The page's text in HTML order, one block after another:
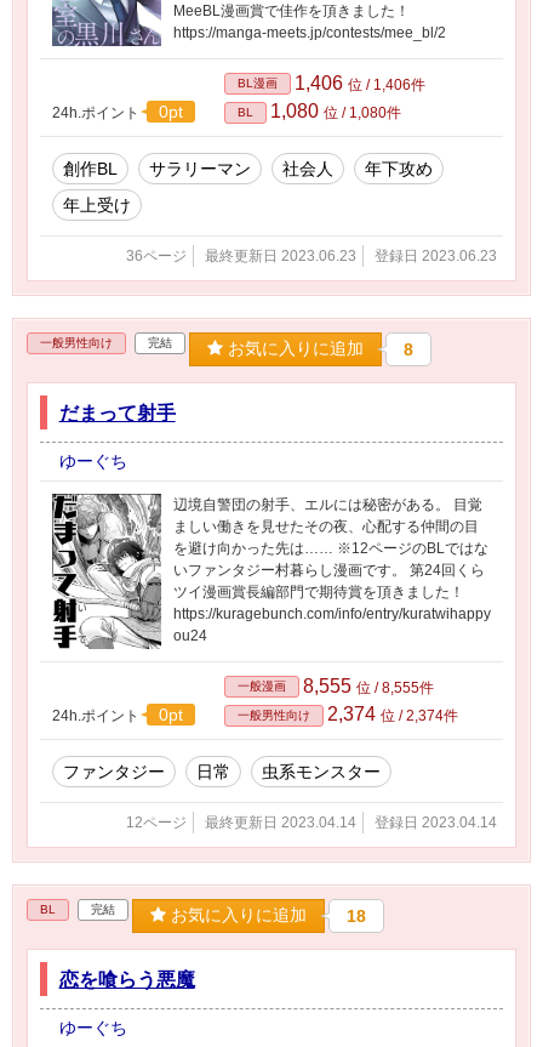
MeeBL漫画賞で佳作を頂きました！
https://manga-meets.jp/contests/mee_bl/2
24h.ポイント 0pt
BL漫画 1,406 位 / 1,406件
BL 1,080 位 / 1,080件
創作BL サラリーマン 社会人
年下攻め
年上受け
36ページ 最終更新日 2023.06.23 登録日 2023.06.23
一般男性向け 完結 お気に入りに追加 8
だまって射手
ゆーぐち
辺境自警団の射手、エルには秘密がある。 目覚
ましい働きを見せたその夜、心配する仲間の目
を避け向かった先は…… ※12ページのBLではな
いファンタジー村暮らし漫画です。 第24回くら
ツイ漫画賞長編部門で期待賞を頂きました！
https://kuragebunch.com/info/entry/kuratwihappy
ou24
24h.ポイント 0pt
一般漫画 8,555 位 / 8,555件
一般男性向け 2,374 位 / 2,374件
ファンタジー 日常 虫系モンスター
12ページ 最終更新日 2023.04.14 登録日 2023.04.14
BL 完結 お気に入りに追加 18
恋を喰らう悪魔
ゆーぐち